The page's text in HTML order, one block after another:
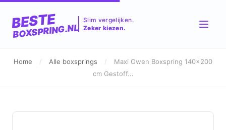
BESTE
BOXSPRING.NL
Slim vergelijken.
Zeker kiezen.
Home / Alle boxsprings /
Maxi Owen Boxspring 140x200
cm Gestoff...